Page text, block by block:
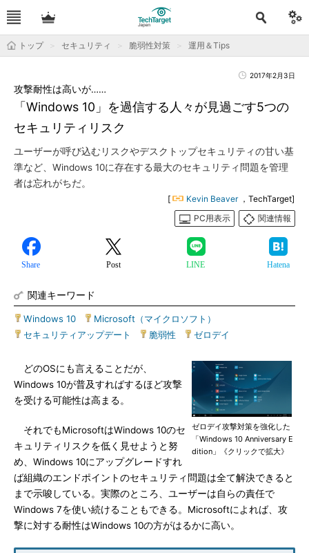
トップ セキュリティ 脆弱性対策 運用＆Tips
2017年2月3日
「Windows 10」を過信する人々が見過ごす5つの
セキュリティリスク
攻撃耐性は高いが……
ユーザーが呼び込むリスクやデスクトップセキュリティの甘い基
準など、Windows 10に存在する最大のセキュリティ問題を管理
者は忘れがちだ。
[ Kevin Beaver ，TechTarget]
PC用表示
関連情報
Share Post LINE Hatena
関連キーワード
Windows 10 Microsoft（マイクロソフト）
セキュリティアップデート
脆弱性 ゼロデイ
ゼロデイ攻撃対策を強化した
「Windows 10 Anniversary E
dition」《クリックで拡大》
どのOSにも言えることだが、
Windows 10が普及すればするほど攻撃
を受ける可能性は高まる。
それでもMicrosoftはWindows 10のセ
キュリティリスクを低く見せようと努
め、Windows 10にアップグレードすれ
ば組織のエンドポイントのセキュリティ問題は全て解決できると
まで示唆している。実際のところ、ユーザーは自らの責任で
Windows 7を使い続けることもできる。Microsoftによれば、攻
撃に対する耐性はWindows 10の方がはるかに高い。